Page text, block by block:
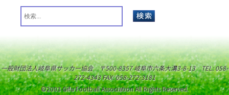
一般財団法人岐阜県サッカー協会 〒500-8357 岐阜市六条大溝3-8-13 TEL: 058-
272-4343 FAX: 058-272-3181
©2003 Gifu Football Association All Rights Reserved.